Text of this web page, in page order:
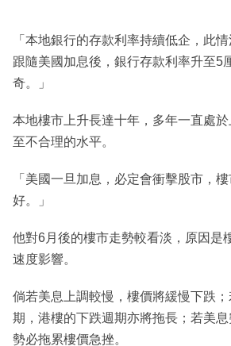
「本地銀行的存款利率持續低企，此
跟隨美國加息後，銀行存款利率升至5
奇。」
本地樓市上升長達十年，多年一直處
至不合理的水平。
「美國一旦加息，必定會衝擊股市，
好。」
他對6月後的樓市走勢較看淡，原因是
速度影響。
倘若美息上調較慢，樓價將緩慢下跌
期，港樓的下跌週期亦將拖長；若美
勢必拖累樓價急挫。